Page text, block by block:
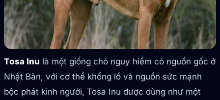
Tosa Inu là một giống chó nguy hiểm có nguồn gốc ở
Nhật Bản, với cơ thể khổng lồ và nguồn sức mạnh
bộc phát kinh người, Tosa Inu được dùng như một